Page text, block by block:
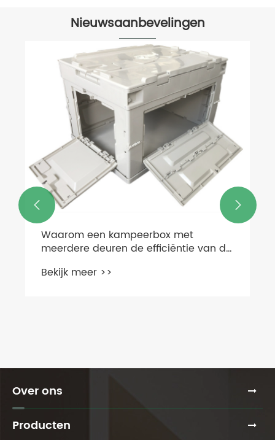
Nieuwsaanbevelingen
Welke impact hebben de doe-het-zelf
lade-organisatoren op oplossingen
voor thuisopslag nu deze op de markt
komen?
Bekijk meer >>
 
Over ons
Producten